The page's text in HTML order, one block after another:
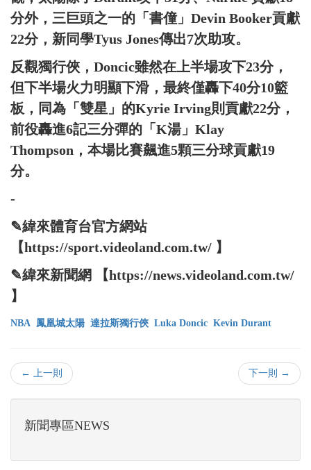
分外，三巨頭之一的「書僮」Devin Booker貢獻
22分，新同學Tyus Jones傳出7次助攻。
反觀獨行俠，Doncic雖然在上半場攻下23分，
但下半場火力明顯下滑，最終僅轟下40分10籃
板，同為「雙星」的Kyrie Irving則貢獻22分，
前役轟進6記三分彈的「K湯」Klay
Thompson，本場比賽飆進5顆三分球貢獻19
分。
-
✎緯來體育台官方網站
【https://sport.videoland.com.tw/ 】
✎緯來新聞網 【https://news.videoland.com.tw/
】
NBA 鳳凰城太陽 達拉斯獨行俠 Luka Doncic Kevin Durant
← 上一則 下一則 →
新聞專區NEWS